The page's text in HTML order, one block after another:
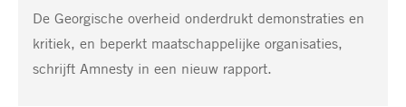
De Georgische overheid onderdrukt demonstraties en
kritiek, en beperkt maatschappelijke organisaties,
schrijft Amnesty in een nieuw rapport.